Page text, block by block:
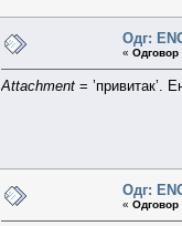
Одг:
« Одговор
Attachment = ’привитак’.
Одг:
« Одговор